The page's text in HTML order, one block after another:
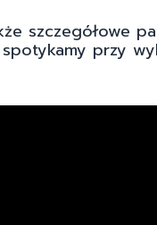
szczegółowe
przy